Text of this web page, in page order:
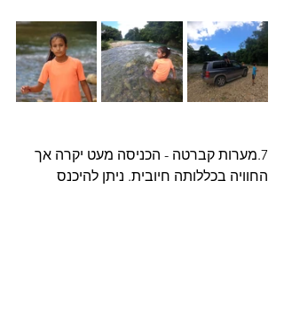
7.מערות קברטה - הכניסה מעט יקרה אך
החוויה בכללותה חיובית. ניתן להיכנס